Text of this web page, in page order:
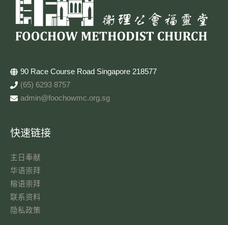
90 Race Course Road Singapore 218577
(65) 6293 8757
admin@foochowmc.org.sg
快速链接
主日奉献​
华语崇拜
榕语崇拜
联系资料​
隐私政策